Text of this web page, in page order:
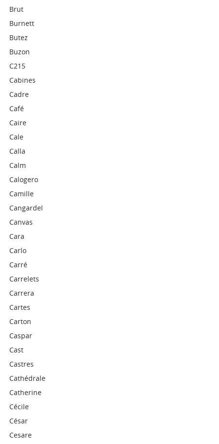
Brut
Burnett
Butez
Buzon
C215
Cabines
Cadre
Café
Caire
Cale
Calla
Calm
Calogero
Camille
Cangardel
Canvas
Cara
Carlo
Carré
Carrelets
Carrera
Cartes
Carton
Caspar
Cast
Castres
Cathédrale
Catherine
Cécile
César
Cesare